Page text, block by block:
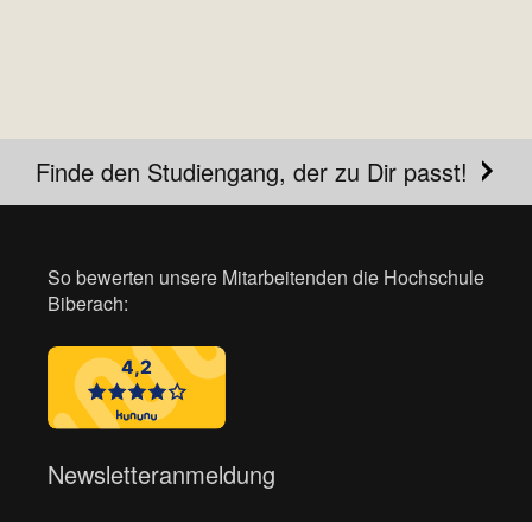
Finde den Studiengang, der zu Dir passt!
So bewerten unsere Mitarbeitenden die Hochschule
Biberach:
Newsletteranmeldung